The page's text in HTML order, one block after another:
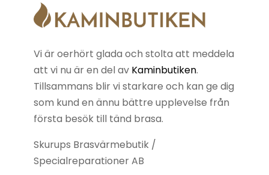
Vi är oerhört glada och stolta att meddela
att vi nu är en del av Kaminbutiken.
Tillsammans blir vi starkare och kan ge dig
som kund en ännu bättre upplevelse från
första besök till tänd brasa.
Skurups Brasvärmebutik /
Specialreparationer AB